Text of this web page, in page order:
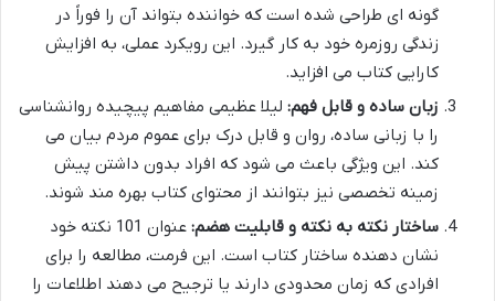
گونه ای طراحی شده است که خواننده بتواند آن را فوراً در
زندگی روزمره خود به کار گیرد. این رویکرد عملی، به افزایش
کارایی کتاب می افزاید.
زبان ساده و قابل فهم: لیلا عظیمی مفاهیم پیچیده روانشناسی
را با زبانی ساده، روان و قابل درک برای عموم مردم بیان می
کند. این ویژگی باعث می شود که افراد بدون داشتن پیش
زمینه تخصصی نیز بتوانند از محتوای کتاب بهره مند شوند.
ساختار نکته به نکته و قابلیت هضم:
عنوان 101 نکته خود
نشان دهنده ساختار کتاب است. این فرمت، مطالعه را برای
افرادی که زمان محدودی دارند یا ترجیح می دهند اطلاعات را